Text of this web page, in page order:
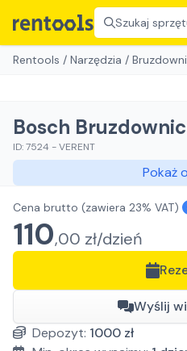
Szukaj
Rentools / Narzędzia /
Bosch
ID:7524 -VERENT
Pokaż
Cena brutto (zawiera 23% VAT)
110,00 zł/dzień
Wyślij
Depozyt: 1000 zł